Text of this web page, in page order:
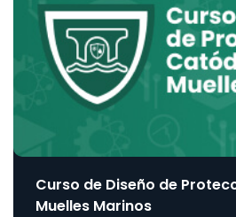
Curso de Diseño de
Muelles Marinos